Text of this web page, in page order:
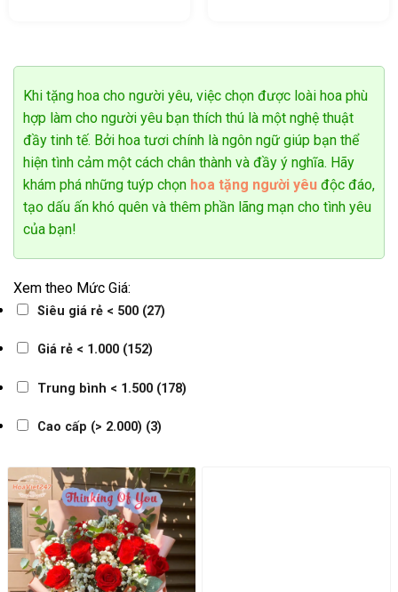
Khi tặng hoa cho người yêu, việc chọn được loài hoa phù
hợp làm cho người yêu bạn thích thú là một nghệ thuật
đầy tinh tế. Bởi hoa tươi chính là ngôn ngữ giúp bạn thể
hiện tình cảm một cách chân thành và đầy ý nghĩa. Hãy
khám phá những tuýp chọn hoa tặng người yêu độc đáo,
tạo dấu ấn khó quên và thêm phần lãng mạn cho tình yêu
của bạn!
Xem theo Mức Giá:
Siêu giá rẻ < 500 (27)
Giá rẻ < 1.000 (152)
Trung bình < 1.500 (178)
Cao cấp (> 2.000) (3)
0907*******